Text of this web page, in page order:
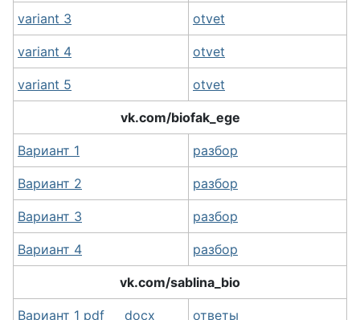
variant 3 otvet
variant 4 otvet
variant 5 otvet
vk.com/biofak_ege
Вариант 1 разбор
Вариант 2 разбор
Вариант 3 разбор
Вариант 4 разбор
vk.com/sablina_bio
Вариант 1 pdf docx ответы